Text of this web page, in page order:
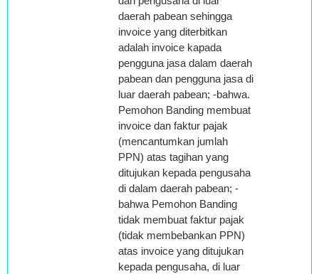
daerah pabean sehingga
invoice yang diterbitkan
adalah invoice kapada
pengguna jasa dalam daerah
pabean dan pengguna jasa di
luar daerah pabean; -bahwa.
Pemohon Banding membuat
invoice dan faktur pajak
(mencantumkan jumlah
PPN) atas tagihan yang
ditujukan kepada pengusaha
di dalam daerah pabean; -
bahwa Pemohon Banding
tidak membuat faktur pajak
(tidak membebankan PPN)
atas invoice yang ditujukan
kepada pengusaha, di luar